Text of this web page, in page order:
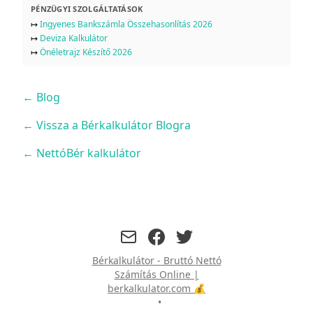
PÉNZÜGYI SZOLGÁLTATÁSOK
↦Ingyenes Bankszámla Összehasonlítás 2026
↦ Deviza Kalkulátor
↦Önéletrajz Készítő 2026
← Blog
← Vissza a Bérkalkulátor Blogra
← NettóBér kalkulátor
facebooktwitter
Bérkalkulátor - Bruttó Nettó
Számítás Online |
berkalkulator.com 💰
•